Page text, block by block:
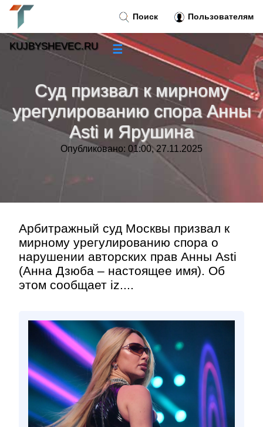
Суд призвал к мирному
урегулированию спора Анны
Asti и Ярушина
Опубликовано: 01:00, 27.11.2025
Арбитражный суд Москвы призвал к
мирному урегулированию спора о
нарушении авторских прав Анны Аsti
(Анна Дзюба – настоящее имя). Об
этом сообщает iz....
Поиск Пользователям
KUJBYSHEVEC.RU ☰
Новости»
Тренды новостей»
Рубрики»
Контакт»